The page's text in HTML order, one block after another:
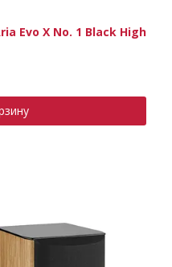
Evo X No. 1 Black High